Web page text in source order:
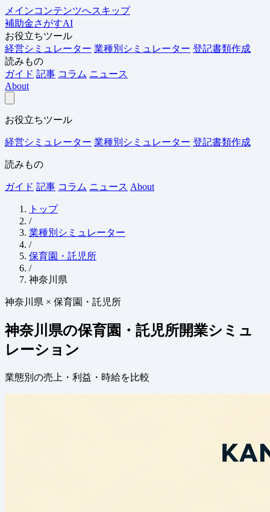
メインコンテンツへスキップ
補助金さがすAI
お役立ちツール
経営シミュレーター 業種別シミュレーター 登記書類作成
読みもの
ガイド 記事 コラム ニュース
About
お役立ちツール
経営シミュレーター 業種別シミュレーター 登記書類作成
読みもの
ガイド 記事 コラム ニュース About
トップ
/
業種別シミュレーター
/
保育園・託児所
/
神奈川県
神奈川県 × 保育園・託児所
神奈川県の保育園・託児所開業シミュ
レーション
業態別の売上・利益・時給を比較